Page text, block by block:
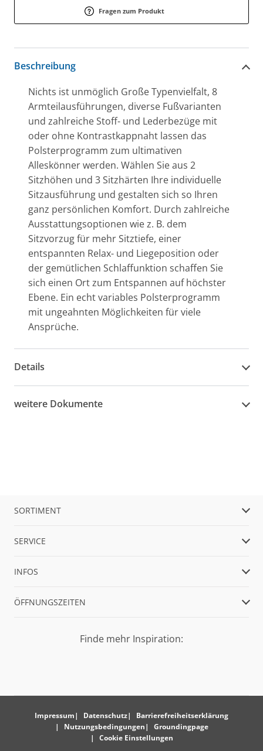
Fragen zum Produkt
Beschreibung
Nichts ist unmöglich Große Typenvielfalt, 8
Armteilausführungen, diverse Fußvarianten
und zahlreiche Stoff- und Lederbezüge mit
oder ohne Kontrastkappnaht lassen das
Polsterprogramm zum ultimativen
Alleskönner werden. Wählen Sie aus 2
Sitzhöhen und 3 Sitzhärten Ihre individuelle
Sitzausführung und gestalten sich so Ihren
ganz persönlichen Komfort. Durch zahlreiche
Ausstattungsoptionen wie z. B. dem
Sitzvorzug für mehr Sitztiefe, einer
entspannten Relax- und Liegeposition oder
der gemütlichen Schlaffunktion schaffen Sie
sich einen Ort zum Entspannen auf höchster
Ebene. Ein echt variables Polsterprogramm
mit ungeahnten Möglichkeiten für viele
Ansprüche.
Details
weitere Dokumente
SORTIMENT
SERVICE
INFOS
ÖFFNUNGSZEITEN
Finde mehr Inspiration:
Impressum Datenschutz
Barrierefreiheitserklärung
Nutzungsbedingungen
Groundingpage
Cookie Einstellungen